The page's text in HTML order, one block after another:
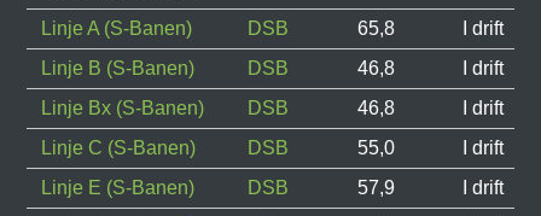
Linje A (S-Banen) DSB 65,8
I drift
Linje B (S-Banen)
DSB 46,8
I drift
Linje Bx (S-Banen)
DSB 46,8
I drift
Linje C (S-Banen)
DSB 55,0
I drift
Linje E (S-Banen)
DSB 57,9
I drift